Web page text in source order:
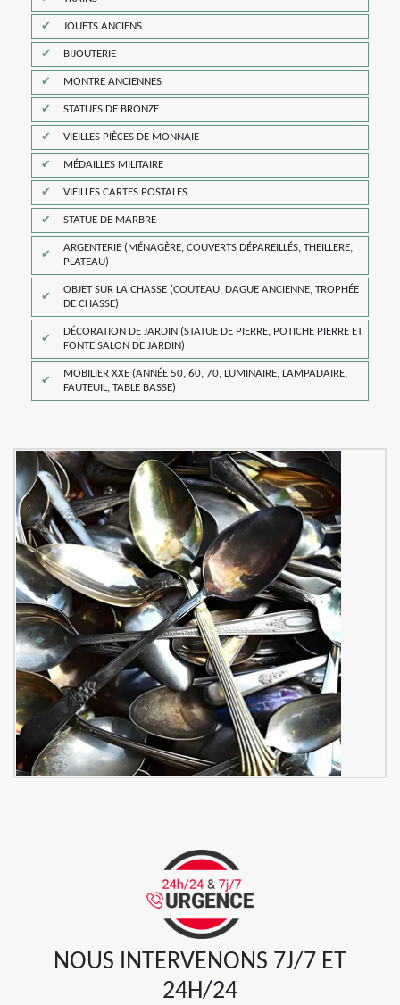
JOUETS ANCIENS
BIJOUTERIE
MONTRE ANCIENNES
STATUES DE BRONZE
VIEILLES PIÈCES DE MONNAIE
MÉDAILLES MILITAIRE
VIEILLES CARTES POSTALES
STATUE DE MARBRE
ARGENTERIE (MÉNAGÈRE, COUVERTS DÉPAREILLÉS, THEILLERE,
PLATEAU)
OBJET SUR LA CHASSE (COUTEAU, DAGUE ANCIENNE, TROPHÉE
DE CHASSE)
DÉCORATION DE JARDIN (STATUE DE PIERRE, POTICHE PIERRE ET
FONTE SALON DE JARDIN)
MOBILIER XXE (ANNÉE 50, 60, 70, LUMINAIRE, LAMPADAIRE,
FAUTEUIL, TABLE BASSE)
NOUS INTERVENONS 7J/7 ET
24H/24